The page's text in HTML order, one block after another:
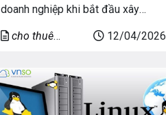
doanh nghiệp khi bắt đầu xây
Server Windows (Windows
chủ, được thiết kế để quản lý
mạng, lưu trữ dữ liệu, vận hành
ứng dụng bảo mật cho […]
cho thuê
12/04/2026